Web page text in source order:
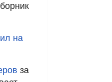
на
за